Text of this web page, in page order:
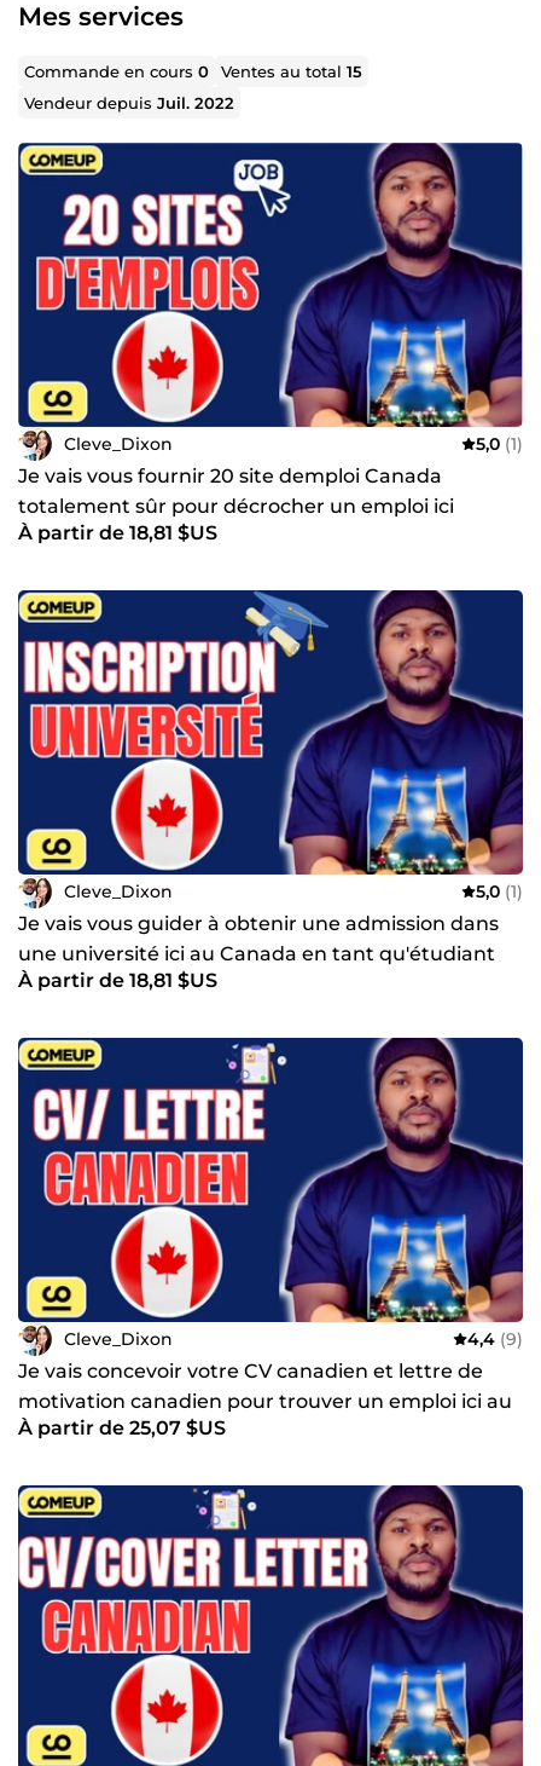
Mes services
Commande en cours0 Ventes au total15
Vendeur depuisJuil. 2022
Cleve_Dixon 5,0 (1)
Je vais vous fournir 20 site demploi Canada
totalement sûr pour décrocher un emploi ici
Canada
À partir de 18,81 $US
Cleve_Dixon 5,0 (1)
Je vais vous guider à obtenir une admission dans
une université ici au Canada en tant qu'étudiant
À partir de 18,81 $US
Cleve_Dixon 4,4 (9)
Je vais concevoir votre CV canadien et lettre de
motivation canadien pour trouver un emploi ici au
Canada
À partir de 25,07 $US